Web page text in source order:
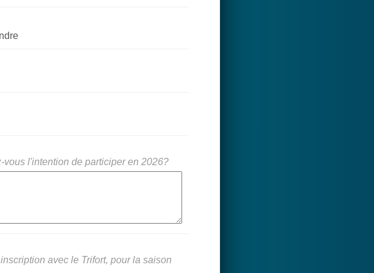
l'intention de participer en 2026?
avec le Trifort, pour la saison